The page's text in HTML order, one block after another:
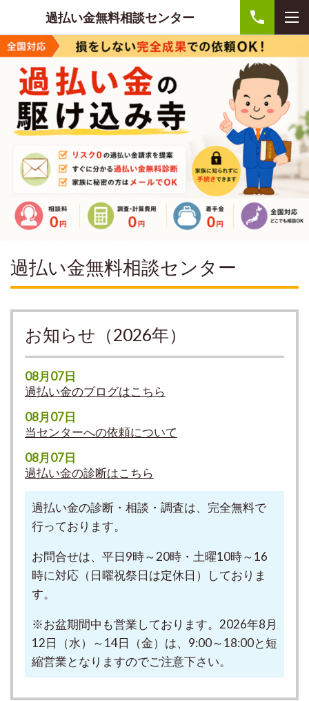
過払い金無料相談センター
過払い金無料相談センター
お知らせ（2026年）
08月07日
過払い金のブログはこちら
08月07日
当センターへの依頼について
08月07日
過払い金の診断はこちら
過払い金の診断・相談・調査は、完全無料で
行っております。
お問合せは、平日9時～20時・土曜10時～16
時に対応（日曜祝祭日は定休日）しておりま
す。
※お盆期間中も営業しております。2026年8月
12日（水）～14日（金）は、9:00～18:00と短
縮営業となりますのでご注意下さい。